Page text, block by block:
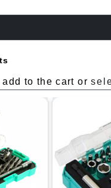
add to the cart or